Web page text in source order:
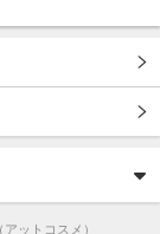
ットコスメ）